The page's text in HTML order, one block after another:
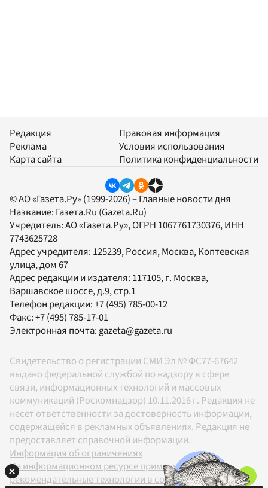
Редакция
Реклама
Карта сайта
Правовая информация
Условия использования
Политика конфиденциальности
© АО «Газета.Ру» (1999-2026) – Главные новости дня
Название: Газета.Ru (Gazeta.Ru)
Учредитель:АО «Газета.Ру», ОГРН 1067761730376, ИНН
7743625728
Адрес учредителя: 125239, Россия, Москва, Коптевская
улица, дом 67
Адрес редакции и издателя: 117105, г. Москва,
Варшавское шоссе, д.9, стр.1
Телефон редакции:+7 (495) 785-00-12
Факс:+7 (495) 785-17-01
Электронная почта:gazeta@gazeta.ru
Свидетельство о регистрации СМИ Эл № ФС77-67642
выдано федеральной службой по надзору в сфере
связи, информационных технологий и массовых
коммуникаций (Роскомнадзор) 10.11.2016 г. Редакция не
несет ответственности за достоверность информации,
содержащейся в рекламных объявлениях. Редакция не
предоставляет справочной информации.
Информация об ограничениях
На информационном ресурсе применяются
рекомендательные технологии в соответствии с